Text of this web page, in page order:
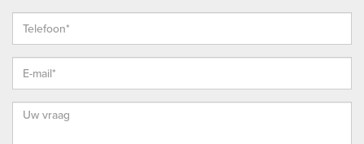
WESTMAAS
Westmaas is een prettig overzichtelijk dorp, direct gelegen
aan de prachtige Binnenmaas met haventje en strandje.
Eigenlijk alles is wel op loopafstand, zoals een tenniscomplex,
openbaar vervoer, goed geleide scholen, kinderdagverblijf en